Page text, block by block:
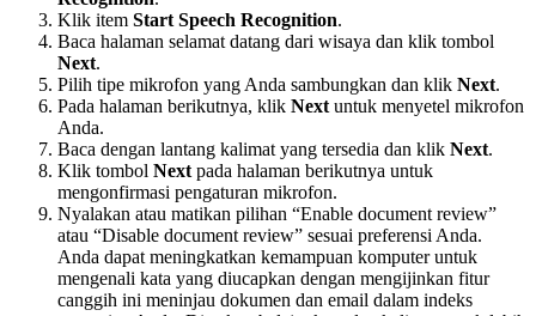
Klik item Start Speech Recognition.
Baca halaman selamat datang dari wisaya dan klik tombol
Next.
Pilih tipe mikrofon yang Anda sambungkan dan klik Next.
Pada halaman berikutnya, klik Next untuk menyetel mikrofon
Anda.
Baca dengan lantang kalimat yang tersedia dan klik Next.
Klik tombol Next pada halaman berikutnya untuk
mengonfirmasi pengaturan mikrofon.
Nyalakan atau matikan pilihan “Enable document review”
atau “Disable document review” sesuai preferensi Anda.
Anda dapat meningkatkan kemampuan komputer untuk
mengenali kata yang diucapkan dengan mengijinkan fitur
canggih ini meninjau dokumen dan email dalam indeks